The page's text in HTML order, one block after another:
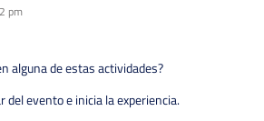
pm
alguna de estas actividades?
del evento e inicia la experiencia.